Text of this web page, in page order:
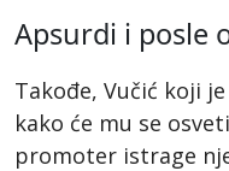
Apsurdi i posle
Takođe, Vučić koji
kako će mu se
promoter istrage